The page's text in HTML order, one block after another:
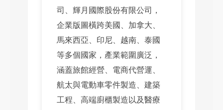
司、輝月國際股份有限公司，
企業版圖橫跨美國、加拿大、
馬來西亞、印尼、越南、泰國
等多個國家，產業範圍廣泛，
涵蓋旅館經營、電商代營運、
航太與電動車零件製造、建築
工程、高端廚櫃製造以及醫療